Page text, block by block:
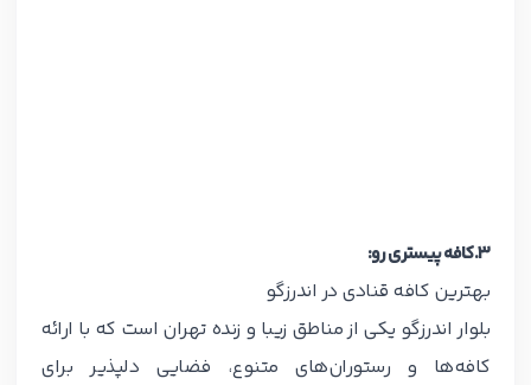
۳.کافه پیستری رو:
بهترین کافه قنادی در اندرزگو
بلوار اندرزگو یکی از مناطق زیبا و زنده تهران است که با ارائه
کافه‌ها و رستوران‌های متنوع، فضایی دلپذیر برای